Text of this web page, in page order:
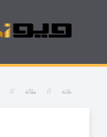
خانه مقاله